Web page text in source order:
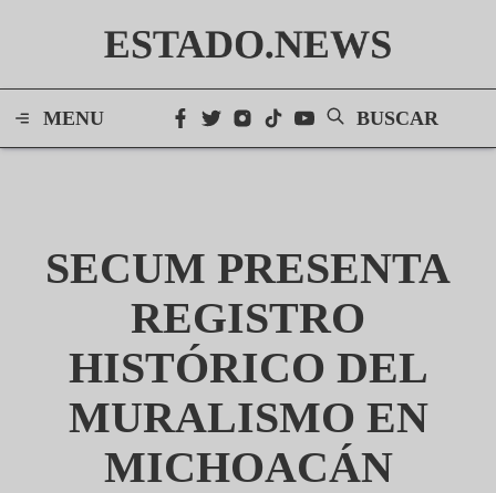
ESTADO.NEWS
MENU BUSCAR
SECUM PRESENTA
REGISTRO
HISTÓRICO DEL
MURALISMO EN
MICHOACÁN